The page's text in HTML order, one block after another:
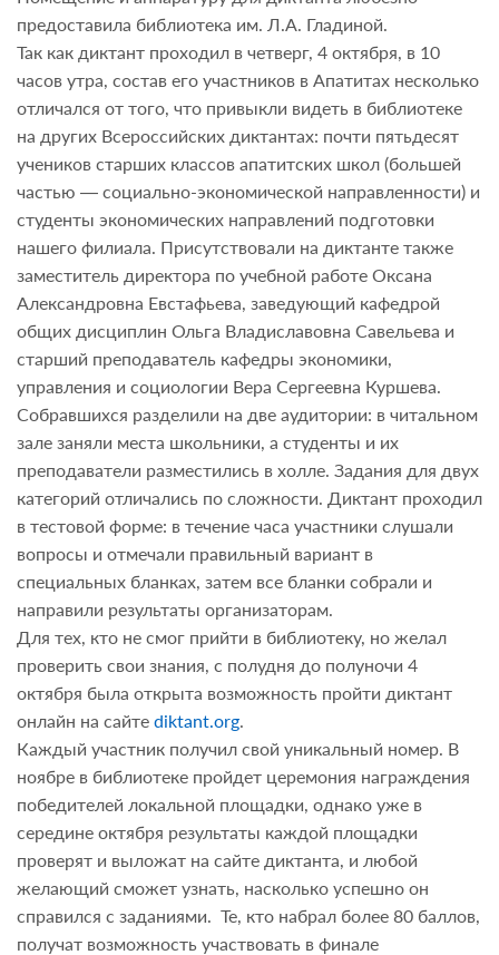
предоставила библиотека им. Л.А. Гладиной.
Так как диктант проходил в четверг, 4 октября, в 10
часов утра, состав его участников в Апатитах несколько
отличался от того, что привыкли видеть в библиотеке
на других Всероссийских диктантах: почти пятьдесят
учеников старших классов апатитских школ (большей
частью — социально-экономической направленности) и
студенты экономических направлений подготовки
нашего филиала. Присутствовали на диктанте также
заместитель директора по учебной работе Оксана
Александровна Евстафьева, заведующий кафедрой
общих дисциплин Ольга Владиславовна Савельева и
старший преподаватель кафедры экономики,
управления и социологии Вера Сергеевна Куршева.
Собравшихся разделили на две аудитории: в читальном
зале заняли места школьники, а студенты и их
преподаватели разместились в холле. Задания для двух
категорий отличались по сложности. Диктант проходил
в тестовой форме: в течение часа участники слушали
вопросы и отмечали правильный вариант в
специальных бланках, затем все бланки собрали и
направили результаты организаторам.
Для тех, кто не смог прийти в библиотеку, но желал
проверить свои знания, с полудня до полуночи 4
октября была открыта возможность пройти диктант
онлайн на сайте diktant.org.
Каждый участник получил свой уникальный номер. В
ноябре в библиотеке пройдет церемония награждения
победителей локальной площадки, однако уже в
середине октября результаты каждой площадки
проверят и выложат на сайте диктанта, и любой
желающий сможет узнать, насколько успешно он
справился с заданиями. Те, кто набрал более 80 баллов,
получат возможность участвовать в финале